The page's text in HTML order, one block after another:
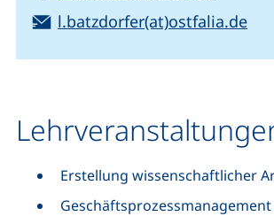
E-Mail:
l.batzdorfer(at)ostfalia.de
Erstellung wissenschaftlicher